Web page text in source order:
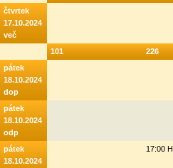
čtvrtek
17.10.2024
več
101
226
pátek
18.10.2024
dop
pátek
18.10.2024
odp
pátek
18.10.2024
17:00